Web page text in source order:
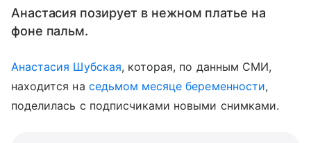
Анастасия позирует в нежном платье на
фоне пальм.
Анастасия Шубская, которая, по данным СМИ,
находится на седьмом месяце беременности,
поделилась с подписчиками новыми снимками.